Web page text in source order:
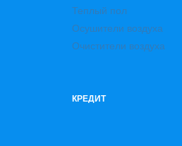
Теплый пол
Осушители воздуха
Очистители воздуха
КРЕДИТ